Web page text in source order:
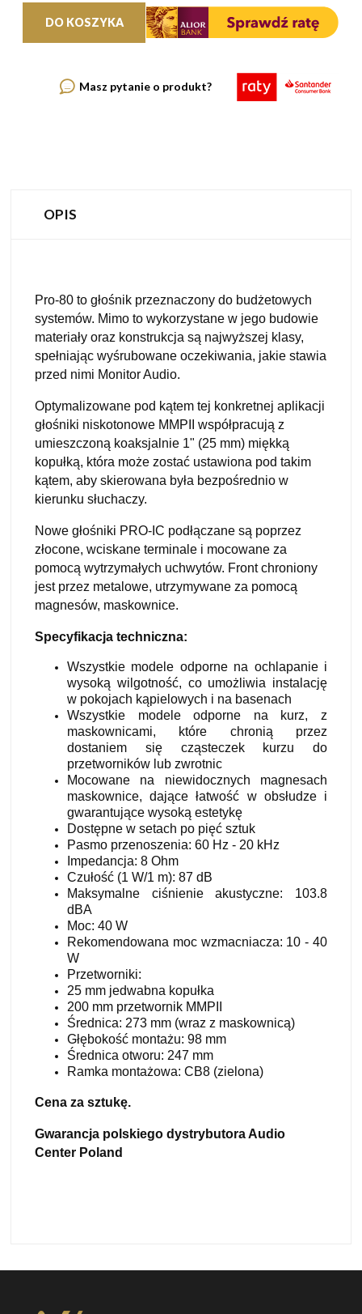
DO KOSZYKA
Masz pytanie o produkt?
OPIS
Pro-80 to głośnik przeznaczony do budżetowych
systemów. Mimo to wykorzystane w jego budowie
materiały oraz konstrukcja są najwyższej klasy,
spełniając wyśrubowane oczekiwania, jakie stawia
przed nimi Monitor Audio.
Optymalizowane pod kątem tej konkretnej aplikacji
głośniki niskotonowe MMPII współpracują z
umieszczoną koaksjalnie 1" (25 mm) miękką
kopułką, która może zostać ustawiona pod takim
kątem, aby skierowana była bezpośrednio w
kierunku słuchaczy.
Nowe głośniki PRO-IC podłączane są poprzez
złocone, wciskane terminale i mocowane za
pomocą wytrzymałych uchwytów. Front chroniony
jest przez metalowe, utrzymywane za pomocą
magnesów, maskownice.
Specyfikacja techniczna:
Wszystkie modele odporne na ochlapanie i
wysoką wilgotność, co umożliwia instalację
w pokojach kąpielowych i na basenach
Wszystkie modele odporne na kurz, z
maskownicami, które chronią przez
dostaniem się cząsteczek kurzu do
przetworników lub zwrotnic
Mocowane na niewidocznych magnesach
maskownice, dające łatwość w obsłudze i
gwarantujące wysoką estetykę
Dostępne w setach po pięć sztuk
Pasmo przenoszenia: 60 Hz - 20 kHz
Impedancja: 8 Ohm
Czułość (1 W/1 m): 87 dB
Maksymalne ciśnienie akustyczne: 103.8
dBA
Moc: 40 W
Rekomendowana moc wzmacniacza: 10 - 40
W
Przetworniki:
25 mm jedwabna kopułka
200 mm przetwornik MMPII
Średnica: 273 mm (wraz z maskownicą)
Głębokość montażu: 98 mm
Średnica otworu: 247 mm
Ramka montażowa: CB8 (zielona)
Cena za sztukę.
Gwarancja polskiego dystrybutora Audio
Center Poland